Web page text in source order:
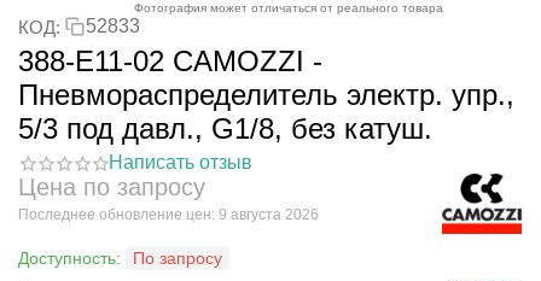
Фотография может отличаться от реального товара
КОД: 52833
388-E11-02 CAMOZZI -
Пневмораспределитель электр. упр.,
5/3 под давл., G1/8, без катуш.
Написать отзыв
Цена по запросу
Последнее обновление цен: 9 августа 2026
Доступность:
По запросу